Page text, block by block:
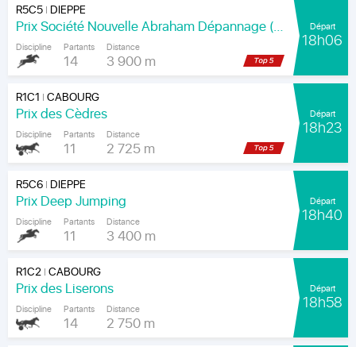
R5C5| DIEPPE
Prix Société Nouvelle Abraham Dépannage (Prix Arenice)
Discipline Partants
14
Distance
3 900 m
Départ
18h06
R1C1 |CABOURG
Prix des Cèdres
Discipline Partants
11
Distance
2 725 m
Départ
18h23
R5C6| DIEPPE
Prix Deep Jumping
Discipline Partants
11
Distance
3 400 m
Départ
18h40
R1C2|CABOURG
Prix des Liserons
Discipline Partants
14
Distance
2 750 m
Départ
18h58